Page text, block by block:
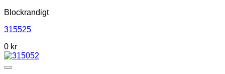
Blockrandigt
315525
0 kr